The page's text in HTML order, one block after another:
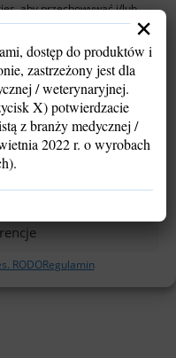
aby przechowywać i/lub
Robimy to w celu poprawy
dane, takie jak zachowanie
Brak zgody lub jej
strony.
RODORegulamin
dostęp do produktów i
zastrzeżony jest dla
/ weterynaryjnej.
X) potwierdzacie
z branży medycznej /
2022 r. o wyrobach
×